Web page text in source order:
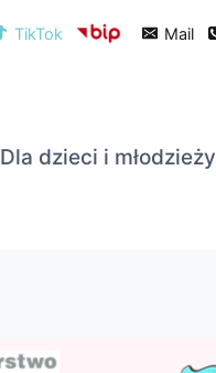
TikTok Mail
Dla dzieci i młodzieży